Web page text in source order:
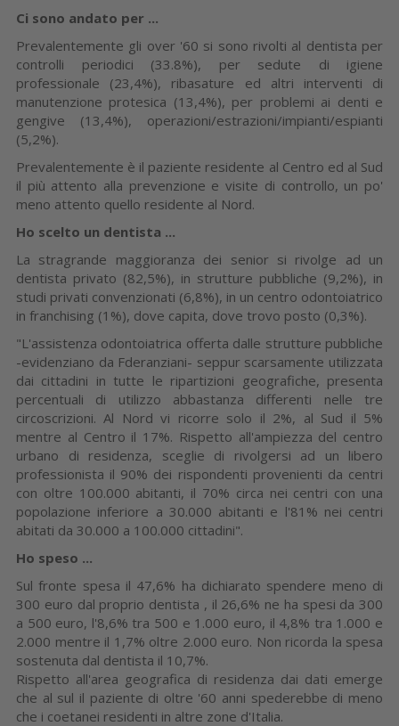
Ci sono andato per ...
Prevalentemente gli over '60 si sono rivolti al dentista per
controlli periodici (33.8%), per sedute di igiene
professionale (23,4%), ribasature ed altri interventi di
manutenzione protesica (13,4%), per problemi ai denti e
gengive (13,4%), operazioni/estrazioni/impianti/espianti
(5,2%).
Prevalentemente è il paziente residente al Centro ed al Sud
il più attento alla prevenzione e visite di controllo, un po'
meno attento quello residente al Nord.
Ho scelto un dentista ...
La stragrande maggioranza dei senior si rivolge ad un
dentista privato (82,5%), in strutture pubbliche (9,2%), in
studi privati convenzionati (6,8%), in un centro odontoiatrico
in franchising (1%), dove capita, dove trovo posto (0,3%).
"L'assistenza odontoiatrica offerta dalle strutture pubbliche
-evidenziano da Fderanziani- seppur scarsamente utilizzata
dai cittadini in tutte le ripartizioni geografiche, presenta
percentuali di utilizzo abbastanza differenti nelle tre
circoscrizioni. Al Nord vi ricorre solo il 2%, al Sud il 5%
mentre al Centro il 17%. Rispetto all'ampiezza del centro
urbano di residenza, sceglie di rivolgersi ad un libero
professionista il 90% dei rispondenti provenienti da centri
con oltre 100.000 abitanti, il 70% circa nei centri con una
popolazione inferiore a 30.000 abitanti e l'81% nei centri
abitati da 30.000 a 100.000 cittadini".
Ho speso ...
Sul fronte spesa il 47,6% ha dichiarato spendere meno di
300 euro dal proprio dentista , il 26,6% ne ha spesi da 300
a 500 euro, l'8,6% tra 500 e 1.000 euro, il 4,8% tra 1.000 e
2.000 mentre il 1,7% oltre 2.000 euro. Non ricorda la spesa
sostenuta dal dentista il 10,7%.
Rispetto all'area geografica di residenza dai dati emerge
che al sul il paziente di oltre '60 anni spederebbe di meno
che i coetanei residenti in altre zone d'Italia.